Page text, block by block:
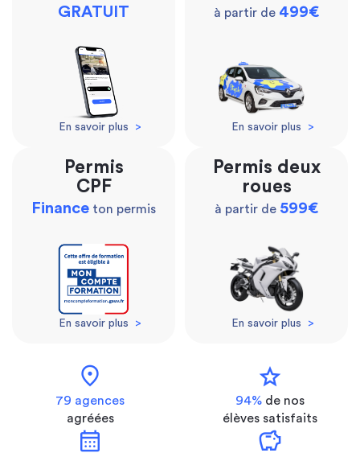
GRATUIT
En savoir plus >
à partir de 499€
En savoir plus >
Permis
CPF
Finance ton permis
En savoir plus >
Permis deux
roues
à partir de 599€
En savoir plus >
location_on
79 agences
agréées
star
94% de nos
élèves satisfaits
calendar_month savings